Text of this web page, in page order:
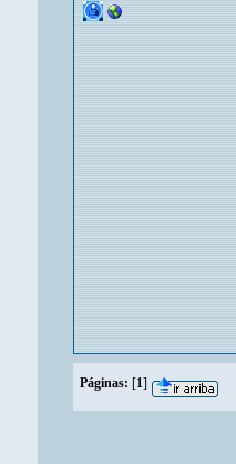
Páginas: [1]